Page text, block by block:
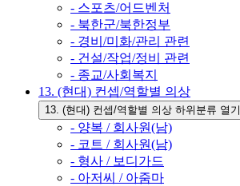
- 스포츠/어드벤처
- 북한군/북한정부
- 경비/미화/관리 관련
- 건설/작업/정비 관련
- 종교/사회복지
13. (현대) 컨셉/역할별 의상
13. (현대) 컨셉/역할별 의상 하위분류 열기
- 양복 / 회사원(남)
- 코트 / 회사원(남)
- 형사 / 보디가드
- 아저씨 / 아줌마